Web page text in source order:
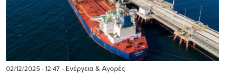
02/12/2025 - 12:47 - Ενέργεια & Αγορές